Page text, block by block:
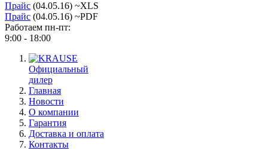
Прайс (04.05.16) ~XLS
Прайс (04.05.16) ~PDF
Работаем пн-пт:
9:00 - 18:00
Официальный
дилер
Главная
Новости
О компании
Гарантия
Доставка и оплата
Контакты